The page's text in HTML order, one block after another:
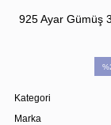
925 Ayar Gümüş
Kategori
Marka